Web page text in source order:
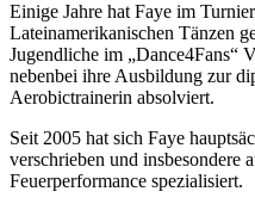
Einige Jahre hat Faye im
Lateinamerikanischen Tänzen
Jugendliche im „Dance4Fans“
nebenbei ihre Ausbildung zur
Aerobictrainerin absolviert.
Seit 2005 hat sich Faye
verschrieben und
Feuerperformance spezialisiert.